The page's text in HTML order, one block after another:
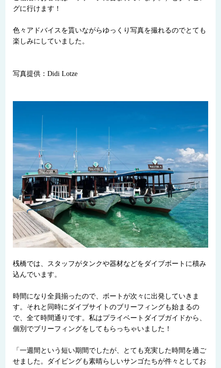
グに行けます！
色々アドバイスを貰いながらゆっくり写真を撮れるのでとても
楽しみにしていました。
写真提供：Didi Lotze
桟橋では、スタッフがタンクや器材などをダイブボートに積み
込んでいます。
時間になり全員揃ったので、ボートが次々に出発していきま
す。それと同時にダイブサイトのブリーフィングも始まるの
で、全て時間通りです。私はプライベートダイブガイドから、
個別でブリーフィングをしてもらっちゃいました！
「一週間という短い期間でしたが、とても充実した時間を過ご
せました。ダイビングも素晴らしいサンゴたちが件々としてお